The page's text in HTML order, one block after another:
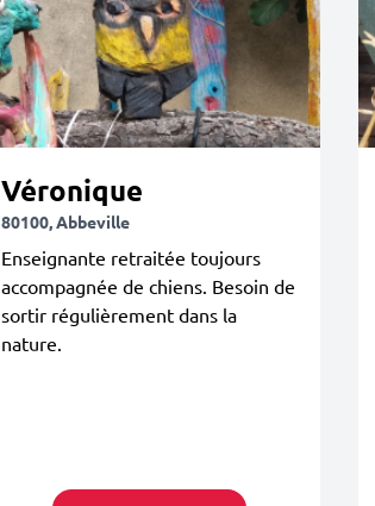
Véronique
80100, Abbeville
Enseignante retraitée toujours
accompagnée de chiens. Besoin de
sortir régulièrement dans la
nature.